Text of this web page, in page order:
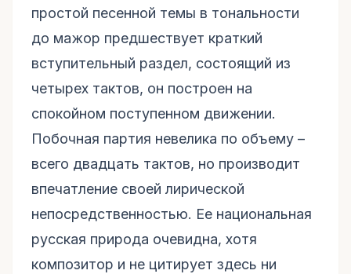
простой песенной темы в тональности
до мажор предшествует краткий
вступительный раздел, состоящий из
четырех тактов, он построен на
спокойном поступенном движении.
Побочная партия невелика по объему –
всего двадцать тактов, но производит
впечатление своей лирической
непосредственностью. Ее национальная
русская природа очевидна, хотя
композитор и не цитирует здесь ни